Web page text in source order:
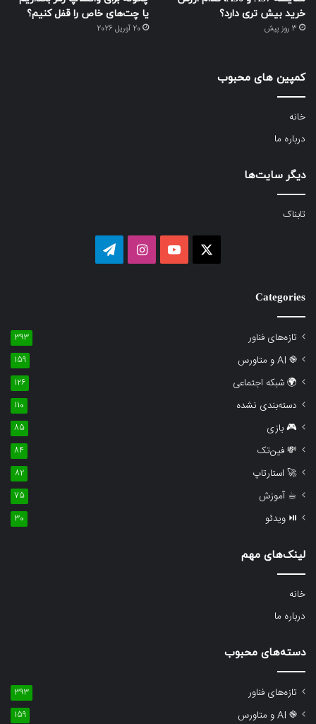
خرید بیش تری دارد؟
3 روز پیش
یا چت‌های خاص را قفل کنیم؟
20 آوریل 2026
کمپین های محبوب
خانه
درباره‌ ما
دیگر سایت‌ها
تابناک
ایکس یوتیوب اینستاگرام
Categories
تازه‌های فناور 393
֎ AI و متاورس 159
🌍 شبکه اجتماعی 126
دسته‌بندی نشده 110
🎮 بازی 85
💸 فین‌تک 84
🚀 استارتاپ 82
☕︎ آموزش 75
⏯︎ ویدئو 30
لینک‌های مهم
خانه
درباره‌ ما
دسته‌های محبوب
تازه‌های فناور 393
֎ AI و متاورس 159